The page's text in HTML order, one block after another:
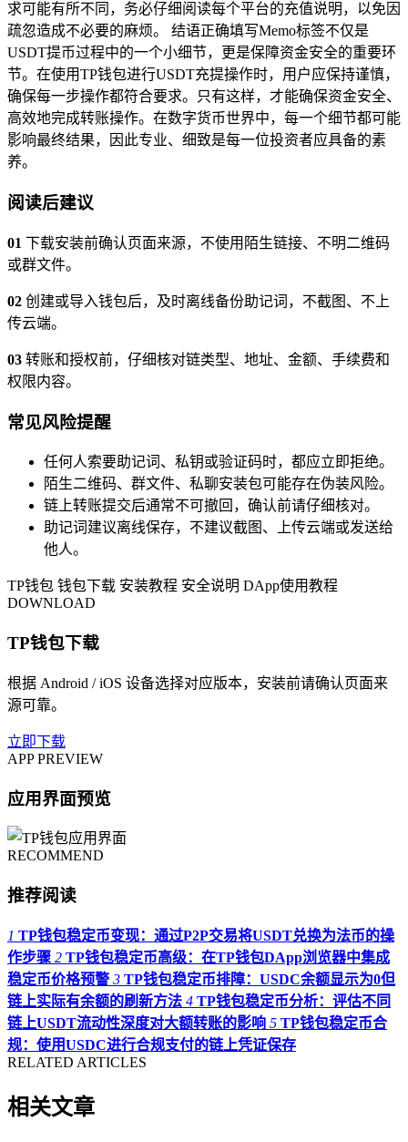
求可能有所不同，务必仔细阅读每个平台的充值说明，以免因
疏忽造成不必要的麻烦。 结语正确填写Memo标签不仅是
USDT提币过程中的一个小细节，更是保障资金安全的重要环
节。在使用TP钱包进行USDT充提操作时，用户应保持谨慎，
确保每一步操作都符合要求。只有这样，才能确保资金安全、
高效地完成转账操作。在数字货币世界中，每一个细节都可能
影响最终结果，因此专业、细致是每一位投资者应具备的素
养。
阅读后建议
01 下载安装前确认页面来源，不使用陌生链接、不明二维码
或群文件。
02 创建或导入钱包后，及时离线备份助记词，不截图、不上
传云端。
03 转账和授权前，仔细核对链类型、地址、金额、手续费和
权限内容。
常见风险提醒
任何人索要助记词、私钥或验证码时，都应立即拒绝。
陌生二维码、群文件、私聊安装包可能存在伪装风险。
链上转账提交后通常不可撤回，确认前请仔细核对。
助记词建议离线保存，不建议截图、上传云端或发送给
他人。
TP钱包 钱包下载 安装教程 安全说明 DApp使用教程
DOWNLOAD
TP钱包下载
根据 Android / iOS 设备选择对应版本，安装前请确认页面来
源可靠。
立即下载
APP PREVIEW
应用界面预览
RECOMMEND
推荐阅读
1 TP钱包稳定币变现：通过P2P交易将USDT兑换为法币的操
作步骤 2 TP钱包稳定币高级：在TP钱包DApp浏览器中集成
稳定币价格预警 3 TP钱包稳定币排障：USDC余额显示为0但
链上实际有余额的刷新方法 4 TP钱包稳定币分析：评估不同
链上USDT流动性深度对大额转账的影响 5 TP钱包稳定币合
规：使用USDC进行合规支付的链上凭证保存
RELATED ARTICLES
相关文章